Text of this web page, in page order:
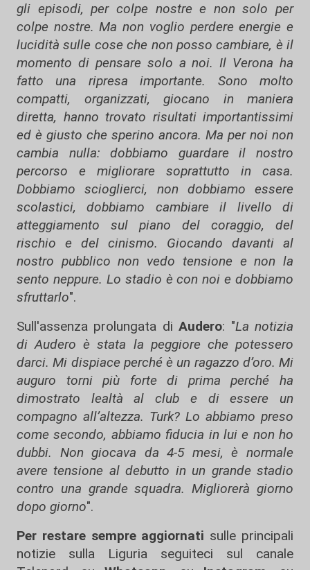
gli episodi, per colpe nostre e non solo per
colpe nostre. Ma non voglio perdere energie e
lucidità sulle cose che non posso cambiare, è il
momento di pensare solo a noi. Il Verona ha
fatto una ripresa importante. Sono molto
compatti, organizzati, giocano in maniera
diretta, hanno trovato risultati importantissimi
ed è giusto che sperino ancora. Ma per noi non
cambia nulla: dobbiamo guardare il nostro
percorso e migliorare soprattutto in casa.
Dobbiamo scioglierci, non dobbiamo essere
scolastici, dobbiamo cambiare il livello di
atteggiamento sul piano del coraggio, del
rischio e del cinismo. Giocando davanti al
nostro pubblico non vedo tensione e non la
sento neppure. Lo stadio è con noi e dobbiamo
sfruttarlo".
Sull'assenza prolungata di Audero: "La notizia
di Audero è stata la peggiore che potessero
darci. Mi dispiace perché è un ragazzo d’oro. Mi
auguro torni più forte di prima perché ha
dimostrato lealtà al club e di essere un
compagno all’altezza. Turk? Lo abbiamo preso
come secondo, abbiamo fiducia in lui e non ho
dubbi. Non giocava da 4-5 mesi, è normale
avere tensione al debutto in un grande stadio
contro una grande squadra. Migliorerà giorno
dopo giorno".
Per restare sempre aggiornati sulle principali
notizie sulla Liguria seguiteci sul canale